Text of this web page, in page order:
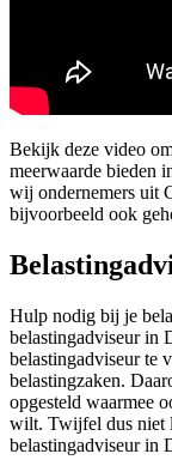
Bekijk deze video
meerwaarde bieden
wij ondernemers uit
bijvoorbeeld ook
Hulp nodig bij je
belastingadviseur in
belastingadviseur te
belastingzaken.
opgesteld waarmee
wilt. Twijfel dus niet
belastingadviseur in